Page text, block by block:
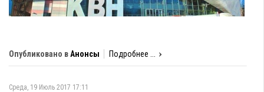
Опубликовано вАнонсы Подробнее ...
Среда, 19 Июль 2017 17:11